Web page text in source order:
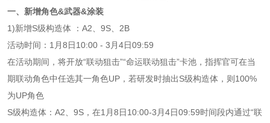
一、新增角色&武器&涂装
1)新增S级构造体 ：A2、9S、2B
活动时间：1月8日10:00 - 3月4日09:59
在活动期间，将开放“联动狙击”“命运联动狙击”卡池，指挥官可在当
期联动角色中任选其一角色UP，若研发时抽出S级构造体，则100%
为UP角色
S级构造体：A2、9S，在1月8日10:00-3月4日09:59时间段内通过“联